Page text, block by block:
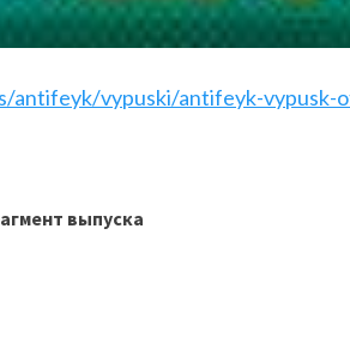
antifeyk/vypuski/antifeyk-vypusk-
выпуска